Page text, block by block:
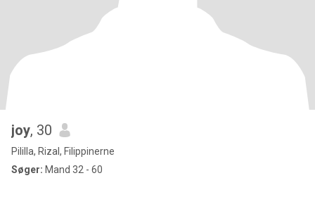
joy, 30
Pililla, Rizal, Filippinerne
Søger: Mand 32 - 60